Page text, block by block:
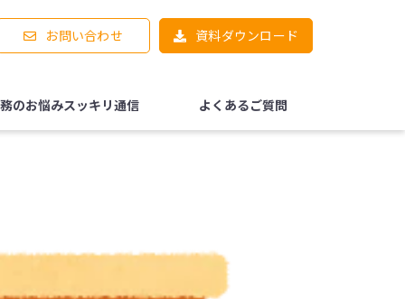
お問い合わせ 資料ダウンロード
のお悩みスッキリ通信 よくあるご質問